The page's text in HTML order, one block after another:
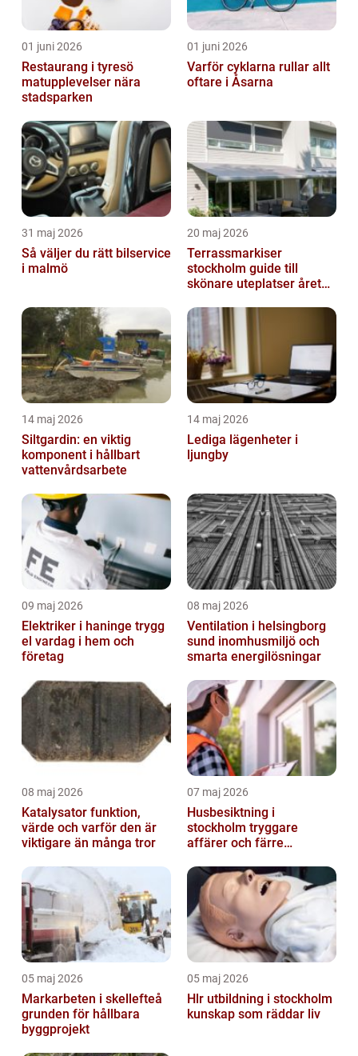
01 juni 2026
Restaurang i tyresö
matupplevelser nära
stadsparken
01 juni 2026
Varför cyklarna rullar allt
oftare i Åsarna
31 maj 2026
Så väljer du rätt bilservice
i malmö
20 maj 2026
Terrassmarkiser
stockholm guide till
skönare uteplatser året
14 maj 2026
Siltgardin: en viktig
komponent i hållbart
vattenvårdsarbete
14 maj 2026
Lediga lägenheter i
ljungby
09 maj 2026
Elektriker i haninge trygg
el vardag i hem och
företag
08 maj 2026
Ventilation i helsingborg
sund inomhusmiljö och
smarta energilösningar
08 maj 2026
Katalysator funktion,
värde och varför den är
viktigare än många tror
07 maj 2026
Husbesiktning i
stockholm tryggare
affärer och färre
05 maj 2026
Markarbeten i skellefteå
grunden för hållbara
byggprojekt
05 maj 2026
Hlr utbildning i stockholm
kunskap som räddar liv